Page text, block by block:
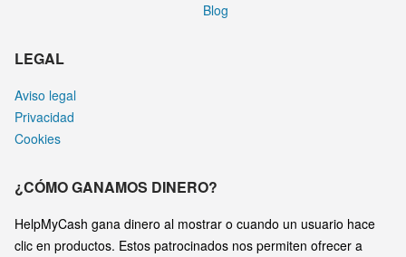
Blog
LEGAL
Aviso legal
Privacidad
Cookies
¿CÓMO GANAMOS DINERO?
HelpMyCash gana dinero al mostrar o cuando un usuario hace
clic en productos. Estos patrocinados nos permiten ofrecer a